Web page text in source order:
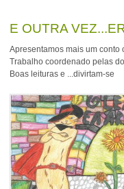
E OUTRA
Apresentamos mais um
Trabalho coordenado pelas
Boas leituras e ...divirtam-se